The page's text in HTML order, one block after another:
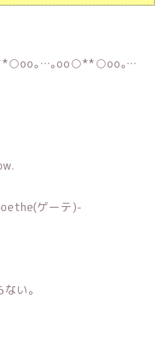
｡…｡oо○**○оo｡…
ゲーテ)-
い。